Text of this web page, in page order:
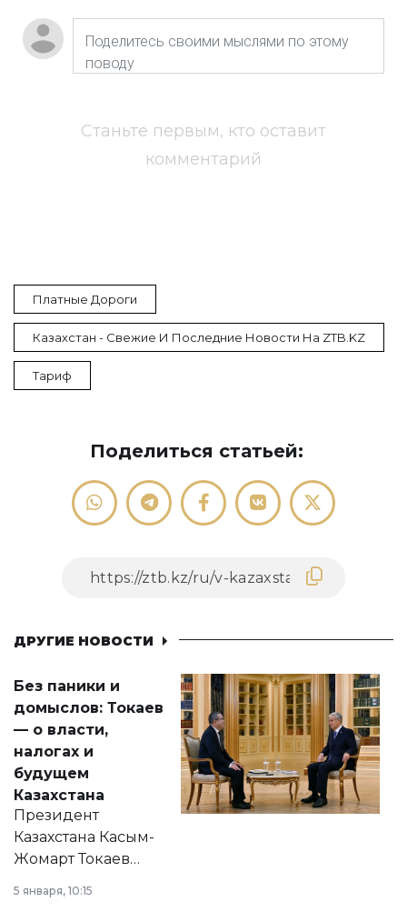
Станьте первым, кто оставит
комментарий
Платные Дороги
Казахстан - Свежие И Последние Новости На ZTB.KZ
Тариф
Поделиться статьей:
ДРУГИЕ НОВОСТИ
Без паники и
домыслов: Токаев
— о власти,
налогах и
будущем
Казахстана
Президент
Казахстана Касым-
Жомарт Токаев
сразу несколько
5 января, 10:15